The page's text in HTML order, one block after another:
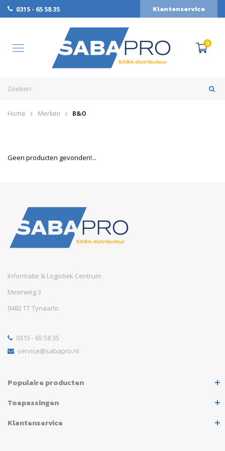
0315 - 65 58 35 Klantenservice
0
Home Merken B&O
Geen producten gevonden!...
Informatie & Logistiek Centrum
Meerweg 3
9482 TT Tynaarlo
0315 - 65 58 35
service@sabapro.nl
Populaire producten
Toepassingen
Klantenservice